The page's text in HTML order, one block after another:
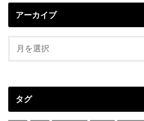
アーカイブ
タグ